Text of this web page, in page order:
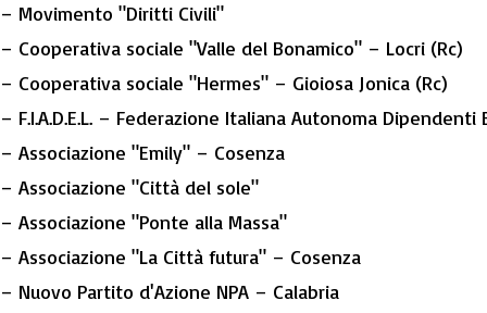
– Movimento "Diritti Civili"
– Cooperativa sociale "Valle del Bonamico" – Locri (Rc)
– Cooperativa sociale "Hermes" – Gioiosa Jonica (Rc)
– F.I.A.D.E.L. – Federazione Italiana Autonoma
– Associazione "Emily" – Cosenza
– Associazione "Città del sole"
– Associazione "Ponte alla Massa"
– Associazione "La Città futura" – Cosenza
– Nuovo Partito d'Azione NPA – Calabria